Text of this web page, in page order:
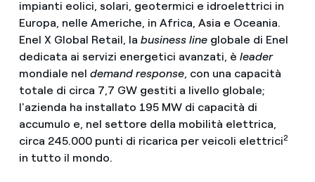
impianti eolici, solari, geotermici e idroelettrici in
Europa, nelle Americhe, in Africa, Asia e Oceania.
Enel X Global Retail, la business lineglobale di Enel
dedicata ai servizi energetici avanzati, è leader
mondiale nel demand response, con una capacità
totale di circa 7,7 GW gestiti a livello globale;
l'azienda ha installato 195 MW di capacità di
accumulo e, nel settore della mobilità elettrica,
circa 245.000 punti di ricarica per veicoli elettrici2
in tutto il mondo.